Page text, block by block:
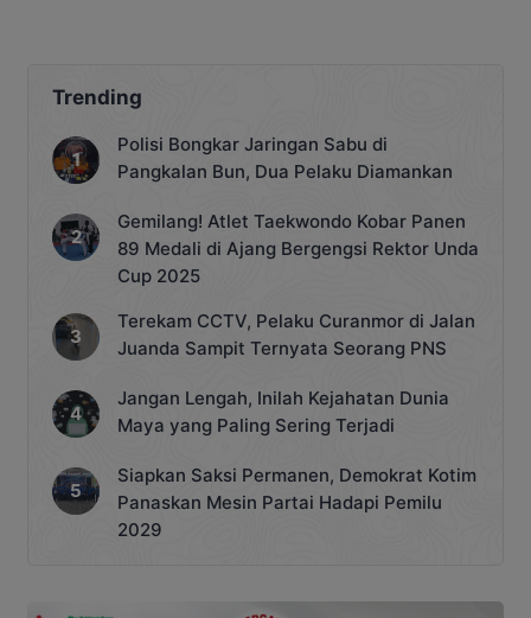
Trending
Polisi Bongkar Jaringan Sabu di
Pangkalan Bun, Dua Pelaku Diamankan
Gemilang! Atlet Taekwondo Kobar Panen
89 Medali di Ajang Bergengsi Rektor Unda
Cup 2025
Terekam CCTV, Pelaku Curanmor di Jalan
Juanda Sampit Ternyata Seorang PNS
Jangan Lengah, Inilah Kejahatan Dunia
Maya yang Paling Sering Terjadi
Siapkan Saksi Permanen, Demokrat Kotim
Panaskan Mesin Partai Hadapi Pemilu
2029